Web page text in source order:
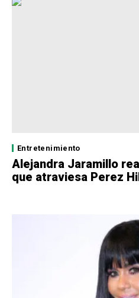
Entretenimiento
Alejandra Jaramillo
que atraviesa Perez